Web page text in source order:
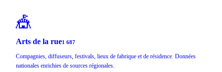
🎪
Arts de la rue1 687
Compagnies, diffuseurs, festivals, lieux de fabrique et de résidence. Données
nationales enrichies de sources régionales.